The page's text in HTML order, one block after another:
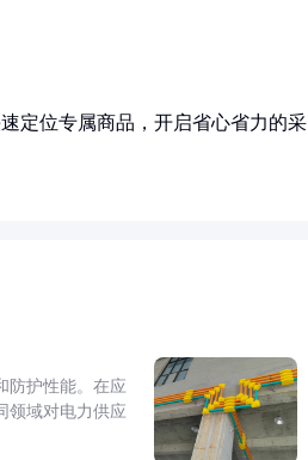
定位专属商品，开启省心省力的采
防护性能。在应
领域对电力供应